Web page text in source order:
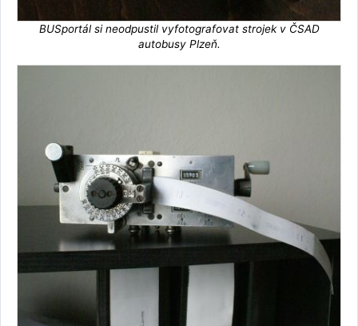
BUSportál si neodpustil vyfotografovat strojek v ČSAD
autobusy Plzeň.